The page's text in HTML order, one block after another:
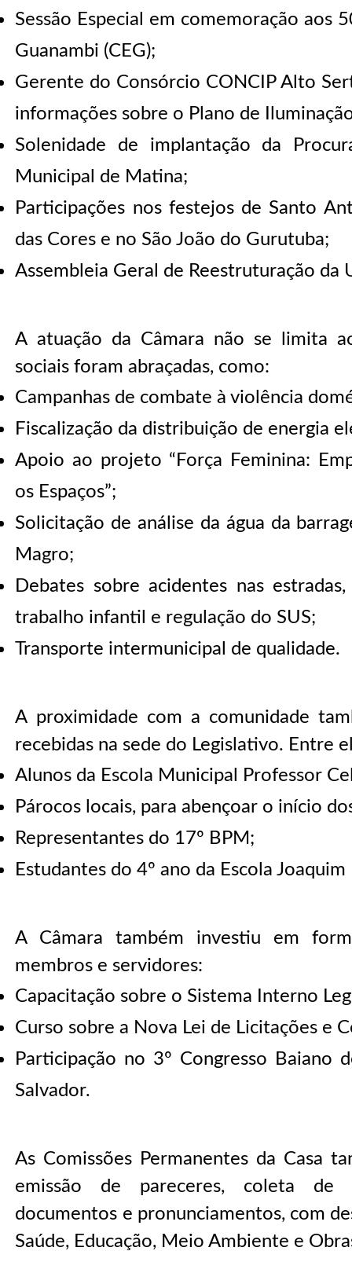
Sessão Especial em comemoração aos
Guanambi (CEG);
Gerente do Consórcio CONCIP Alto
informações sobre o Plano de
Solenidade de implantação da
Municipal de Matina;
Participações nos festejos de Santo
das Cores e no São João do Gurutuba;
Assembleia Geral de Reestruturação da
A atuação da Câmara não se limita
sociais foram abraçadas, como:
Campanhas de combate à violência
Fiscalização da distribuição de energia
Apoio ao projeto “Força Feminina:
os Espaços”;
Solicitação de análise da água da
Magro;
Debates sobre acidentes nas
trabalho infantil e regulação do SUS;
Transporte intermunicipal de qualidade.
A proximidade com a comunidade
recebidas na sede do Legislativo. Entre
Alunos da Escola Municipal Professor
Párocos locais, para abençoar o início
Representantes do 17º BPM;
Estudantes do 4º ano da Escola
A Câmara também investiu em
membros e servidores:
Capacitação sobre o Sistema Interno
Curso sobre a Nova Lei de Licitações e
Participação no 3º Congresso Baiano
Salvador.
As Comissões Permanentes da Casa
emissão de pareceres, coleta de
documentos e pronunciamentos, com
Saúde, Educação, Meio Ambiente e